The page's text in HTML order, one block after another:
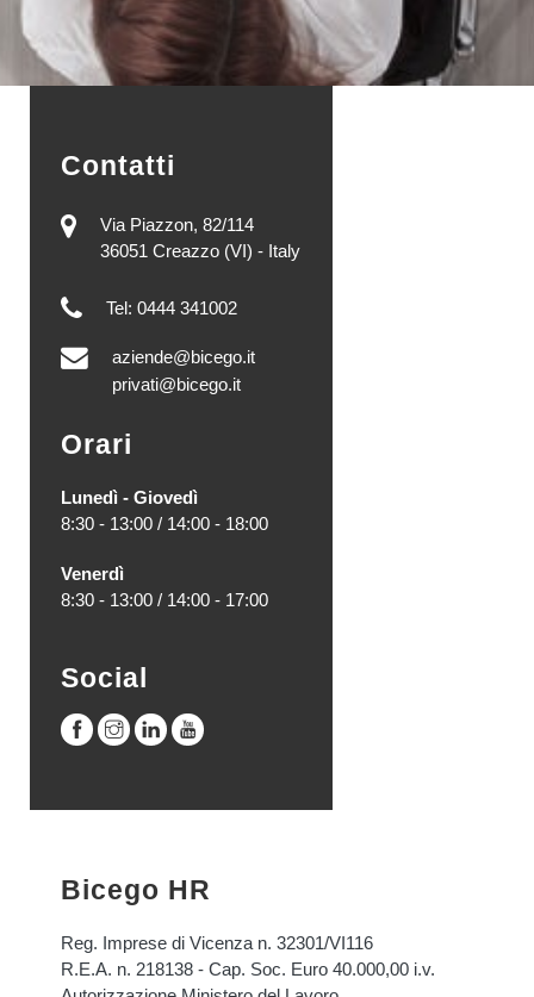
Contatti
Via Piazzon, 82/114
36051 Creazzo (VI) - Italy
Tel: 0444 341002
aziende@bicego.it
privati@bicego.it
Orari
Lunedì - Giovedì
8:30 - 13:00 / 14:00 - 18:00
Venerdì
8:30 - 13:00 / 14:00 - 17:00
Social
Bicego HR
Reg. Imprese di Vicenza n. 32301/VI116
R.E.A. n. 218138 - Cap. Soc. Euro 40.000,00 i.v.